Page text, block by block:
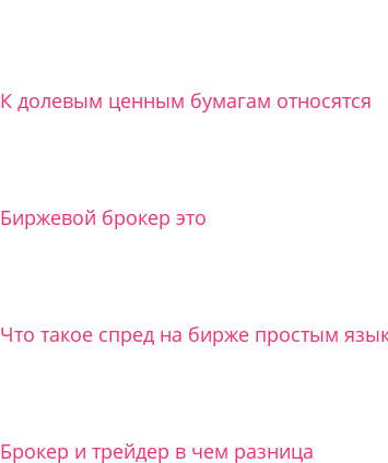
К долевым ценным бумагам относятся
Биржевой брокер это
Что такое спред на бирже простым
Брокер и трейдер в чем разница